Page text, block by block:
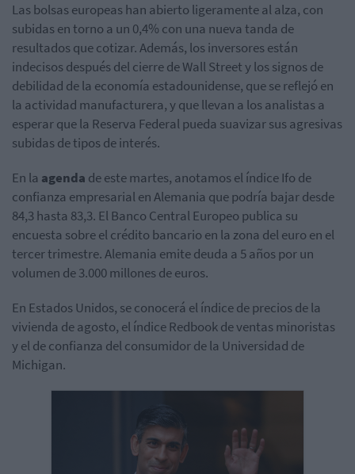
Las bolsas europeas han abierto ligeramente al alza, con
subidas en torno a un 0,4% con una nueva tanda de
resultados que cotizar. Además, los inversores están
indecisos después del cierre de Wall Street y los signos de
debilidad de la economía estadounidense, que se reflejó en
la actividad manufacturera, y que llevan a los analistas a
esperar que la Reserva Federal pueda suavizar sus agresivas
subidas de tipos de interés.
En la agenda de este martes, anotamos el índice Ifo de
confianza empresarial en Alemania que podría bajar desde
84,3 hasta 83,3. El Banco Central Europeo publica su
encuesta sobre el crédito bancario en la zona del euro en el
tercer trimestre. Alemania emite deuda a 5 años por un
volumen de 3.000 millones de euros.
En Estados Unidos, se conocerá el índice de precios de la
vivienda de agosto, el índice Redbook de ventas minoristas
y el de confianza del consumidor de la Universidad de
Michigan.